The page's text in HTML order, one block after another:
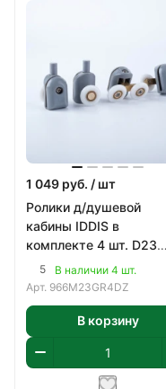
1 049 руб. / шт
Ролики д/душевой
кабины IDDIS в
комплекте 4 шт. D23
966M23GR4DZ
5
В наличии 4 шт.
Арт. 966M23GR4DZ
В корзину